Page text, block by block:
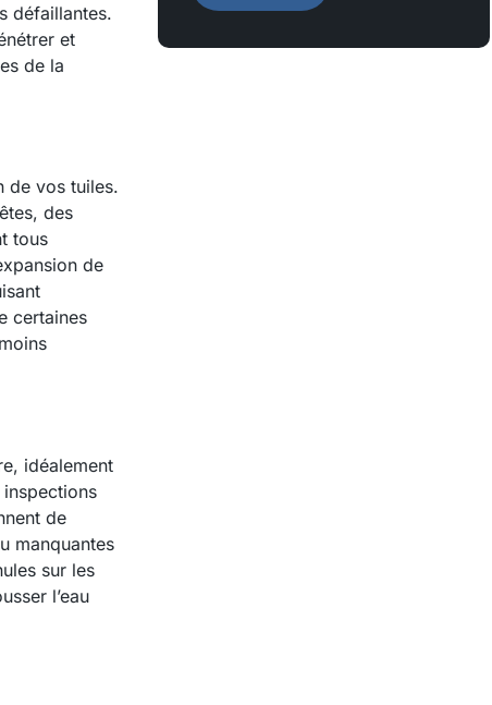
défaillantes.
et
de la
de vos tuiles.
des
tous
de
certaines
idéalement
de
manquantes
sur les
l’eau